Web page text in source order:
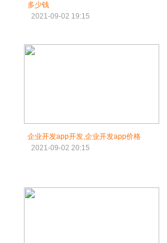
多少钱
2021-09-02 19:15
企业开发app开发,企业开发app价格
2021-09-02 20:15